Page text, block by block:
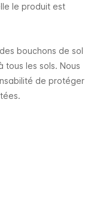
le produit est
bouchons de sol
les sols. Nous
de protéger